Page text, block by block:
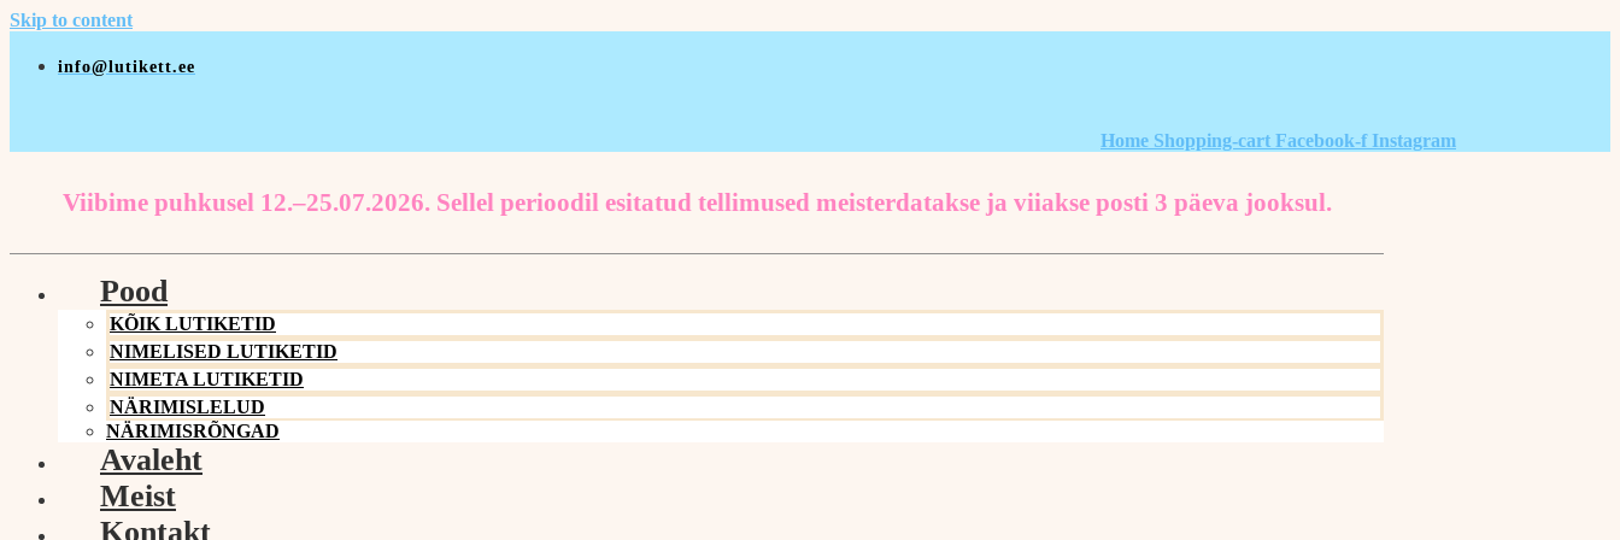
Skip to content
info@lutikett.ee
Home Shopping-cart Facebook-f Instagram
Viibime puhkusel 12.–25.07.2026. Sellel perioodil esitatud tellimused meisterdatakse ja viiakse posti 3 päeva jooksul.
Pood
KÕIK LUTIKETID
NIMELISED LUTIKETID
NIMETA LUTIKETID
NÄRIMISLELUD
NÄRIMISRÕNGAD
Avaleht
Meist
Kontakt